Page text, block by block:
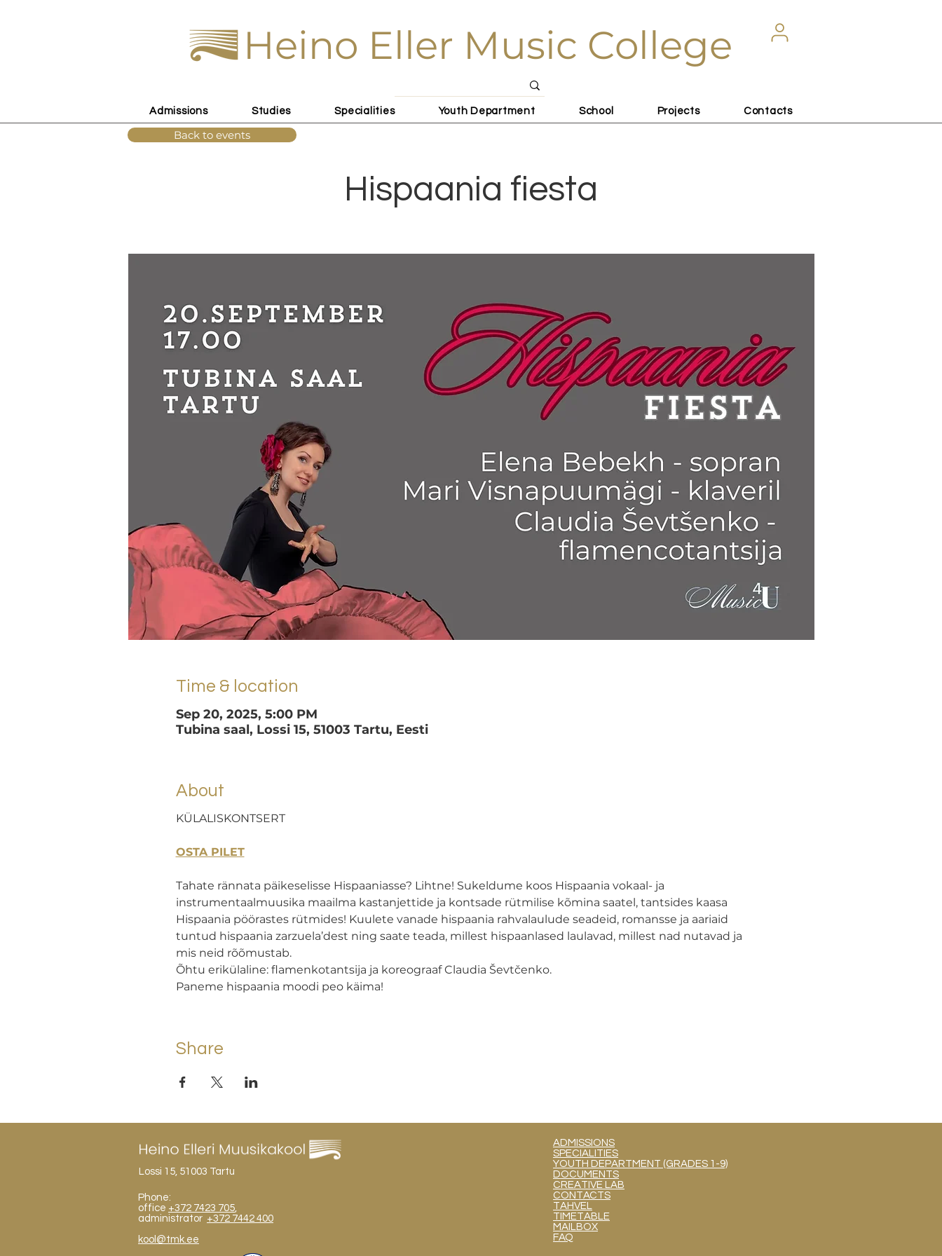
Heino Eller Music College
Admissions Studies Specialities Youth Department School Projects Contacts
Hispaania fiesta
Time & location
Sep 20, 2025, 5:00 PM
Tubina saal, Lossi 15, 51003 Tartu, Eesti
About
KÜLALISKONTSERT
OSTA PILET
Tahate rännata päikeselisse Hispaaniasse? Lihtne! Sukeldume koos Hispaania vokaal- ja
instrumentaalmuusika maailma kastanjettide ja kontsade rütmilise kõmina saatel, tantsides kaasa
Hispaania pöörastes rütmides! Kuulete vanade hispaania rahvalaulude seadeid, romansse ja aariaid
tuntud hispaania zarzuela’dest ning saate teada, millest hispaanlased laulavad, millest nad nutavad ja
mis neid rõõmustab.
Õhtu erikülaline: flamenkotantsija ja koreograaf Claudia Ševtčenko.
Paneme hispaania moodi peo käima!
Share
Back to events
Lossi 15, 51003 Tartu
Phone:
office +372 7423 705
administrator +372 7442 400
kool@tmk.ee
ADMISSIONS
SPECIALITIES
YOUTH DEPARTMENT (GRADES 1-9)
DOCUMENTS
CREATIVE LAB
CONTACTS
TAHVEL
TIMETABLE
MAILBOX
FAQ